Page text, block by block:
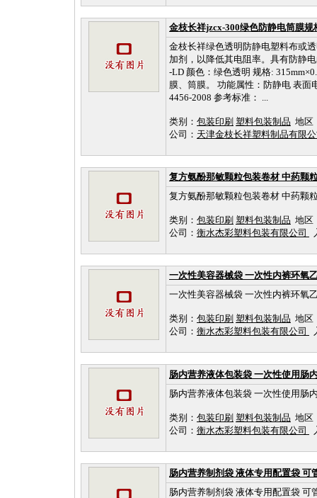
金枝长祥jzcx-300绿色防静电筒膜规
金枝长祥绿色透明防静电塑料布或
加剂，以降低其电阻率。具有防静
-LD 颜色：绿色透明 规格:
膜、筒膜。 功能属性：防静电 表
4456-2008 参考标准： ...
类别： 包装印刷 塑料包装制品 地区
公司： 天津金枝长祥塑料制品有限
复方氨酚那敏颗粒包装卷材 中药颗
复方氨酚那敏颗粒包装卷材 中药颗
类别： 包装印刷 塑料包装制品 地区
公司： 衡水杰彩塑料包装有限公司
一次性美容器械袋 一次性内裤环氧
一次性美容器械袋 一次性内裤环氧
类别： 包装印刷 塑料包装制品 地区
公司： 衡水杰彩塑料包装有限公司
肠内营养液体包装袋 一次性使用肠
肠内营养液体包装袋 一次性使用肠
类别： 包装印刷 塑料包装制品 地区
公司： 衡水杰彩塑料包装有限公司
肠内营养制剂袋 液体专用配置袋 可
肠内营养制剂袋 液体专用配置袋 可